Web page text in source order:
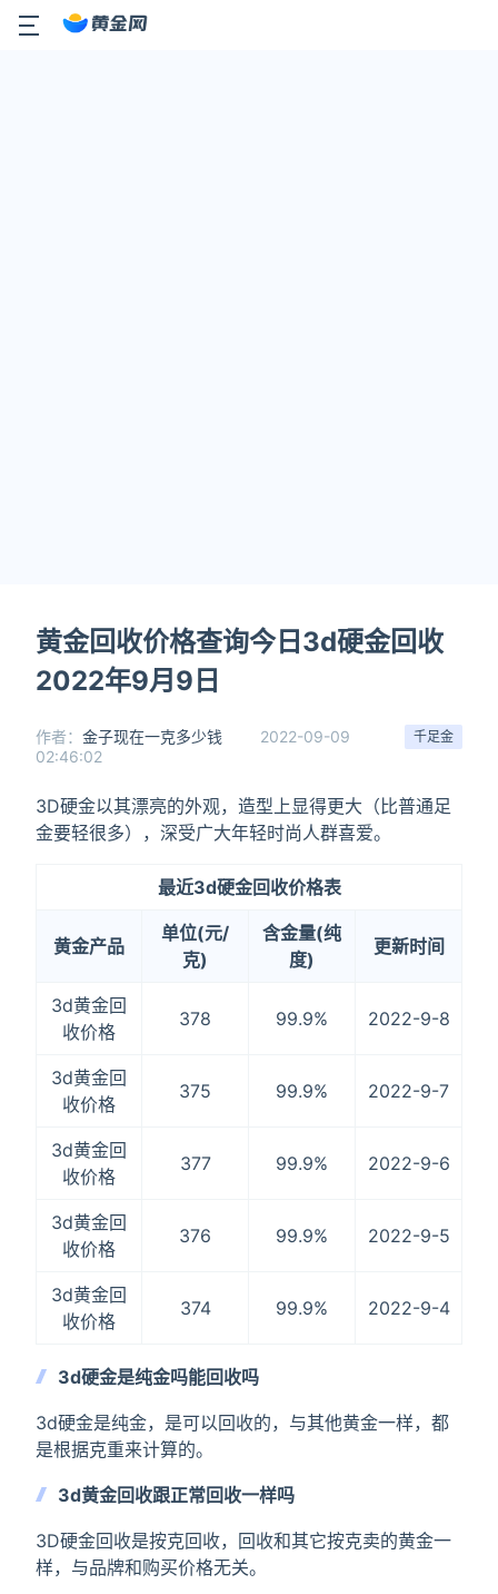
黄金回收价格查询今日3d硬金回收
2022年9月9日
千足金
作者： 金子现在一克多少钱
2022-09-09
02:46:02
3D硬金以其漂亮的外观，造型上显得更大（比普通足
金要轻很多），深受广大年轻时尚人群喜爱。
最近3d硬金回收价格表
黄金产品
单位(元/
克)
含金量(纯
度)
更新时间
3d黄金回
收价格
378 99.9% 2022-9-8
3d黄金回
收价格
375 99.9% 2022-9-7
3d黄金回
收价格
377 99.9% 2022-9-6
3d黄金回
收价格
376 99.9% 2022-9-5
3d黄金回
收价格
374 99.9% 2022-9-4
3d硬金是纯金吗能回收吗
3d硬金是纯金，是可以回收的，与其他黄金一样，都
是根据克重来计算的。
3d黄金回收跟正常回收一样吗
3D硬金回收是按克回收，回收和其它按克卖的黄金一
样，与品牌和购买价格无关。